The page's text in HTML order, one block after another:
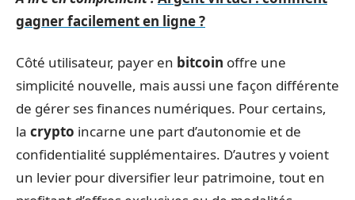
gagner facilement en ligne ?
Côté utilisateur, payer en bitcoin offre une
simplicité nouvelle, mais aussi une façon différente
de gérer ses finances numériques. Pour certains,
la crypto incarne une part d’autonomie et de
confidentialité supplémentaires. D’autres y voient
un levier pour diversifier leur patrimoine, tout en